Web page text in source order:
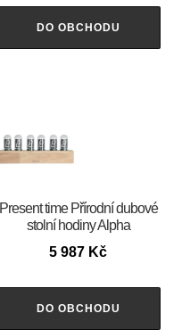
DO OBCHODU
Present time Přírodní dubové
stolní hodiny Alpha
5 987 Kč
DO OBCHODU